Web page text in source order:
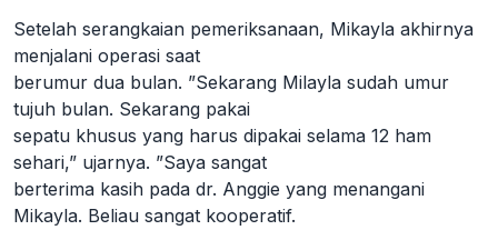
Setelah serangkaian pemeriksanaan, Mikayla akhirnya
menjalani operasi saat
berumur dua bulan. ”Sekarang Milayla sudah umur
tujuh bulan. Sekarang pakai
sepatu khusus yang harus dipakai selama 12 ham
sehari,” ujarnya. ”Saya sangat
berterima kasih pada dr. Anggie yang menangani
Mikayla. Beliau sangat kooperatif.